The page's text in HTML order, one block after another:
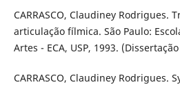
CARRASCO, Claudiney Rodrigues.
articulação fílmica. São Paulo:
Artes - ECA, USP, 1993.
CARRASCO, Claudiney Rodrigues.